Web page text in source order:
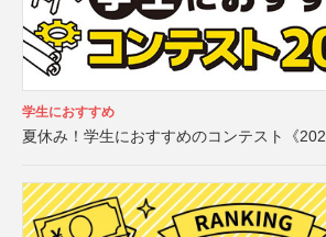
学生におすすめ
夏休み！学生におすすめのコンテスト《